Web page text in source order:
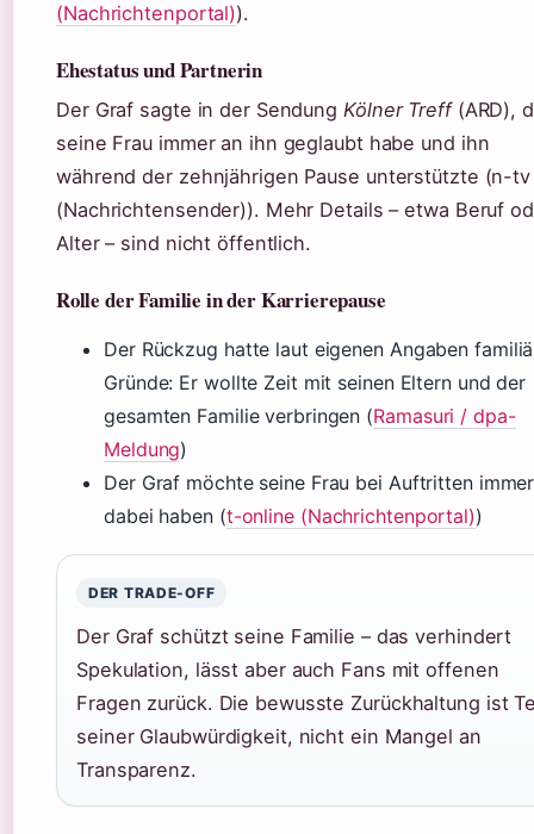
(Nachrichtenportal)).
Ehestatus und Partnerin
Der Graf sagte in der Sendung Kölner Treff(ARD),
seine Frau immer an ihn geglaubt habe und ihn
während der zehnjährigen Pause unterstützte (n-tv
(Nachrichtensender)). Mehr Details – etwa Beruf
Alter – sind nicht öffentlich.
Rolle der Familie in der Karrierepause
Der Rückzug hatte laut eigenen Angaben
Gründe: Er wollte Zeit mit seinen Eltern und der
gesamten Familie verbringen (Ramasuri / dpa-
Meldung)
Der Graf möchte seine Frau bei Auftritten immer
dabei haben (t-online (Nachrichtenportal))
DER TRADE-OFF
Der Graf schützt seine Familie – das verhindert
Spekulation, lässt aber auch Fans mit offenen
Fragen zurück. Die bewusste Zurückhaltung ist
seiner Glaubwürdigkeit, nicht ein Mangel an
Transparenz.